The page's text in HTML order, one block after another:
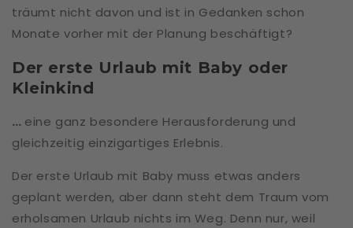
träumt nicht davon und ist in Gedanken schon
Monate vorher mit der Planung beschäftigt?
Der erste Urlaub mit Baby oder
Kleinkind
… eine ganz besondere Herausforderung und
gleichzeitig einzigartiges Erlebnis.
Der erste Urlaub mit Baby muss etwas anders
geplant werden, aber dann steht dem Traum vom
erholsamen Urlaub nichts im Weg. Denn nur, weil